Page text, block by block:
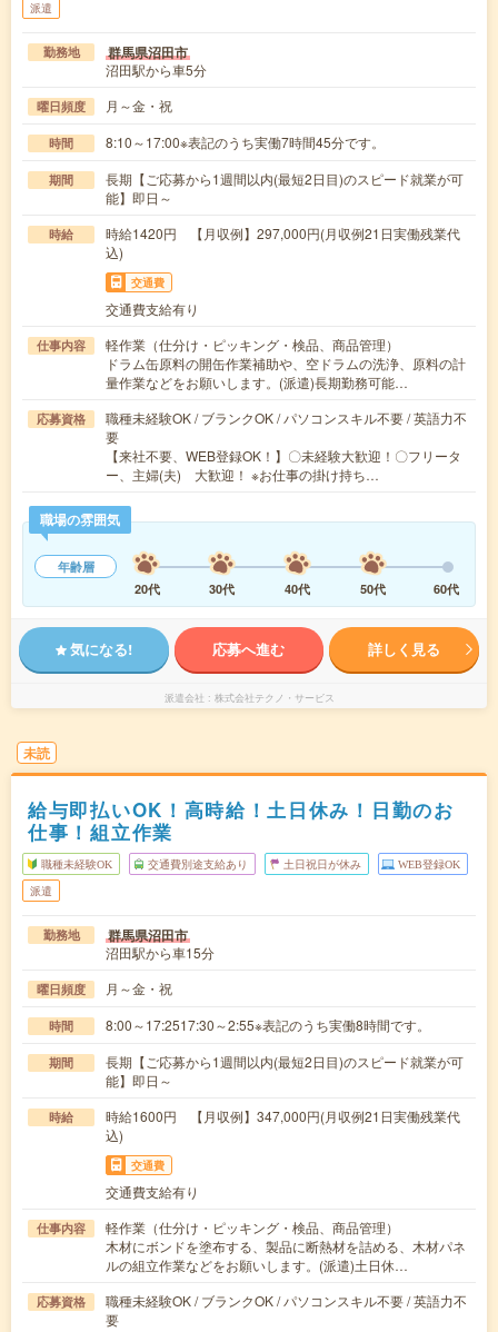
派遣
勤務地 群馬県沼田市
沼田駅から車5分
曜日頻度 月～金・祝
時間 8:10～17:00※表記のうち実働7時間45分です。
期間
長期【ご応募から1週間以内(最短2日目)のスピード就業が可
能】即日～
時給
時給1420円 【月収例】297,000円(月収例21日実働残業代
込)
交通費
交通費支給有り
仕事内容
軽作業（仕分け・ピッキング・検品、商品管理）
ドラム缶原料の開缶作業補助や、空ドラムの洗浄、原料の計
量作業などをお願いします。(派遣)長期勤務可能…
応募資格
職種未経験OK / ブランクOK / パソコンスキル不要 / 英語力不
要
【来社不要、WEB登録OK！】〇未経験大歓迎！〇フリータ
ー、主婦(夫) 大歓迎！ ※お仕事の掛け持ち…
職場の雰囲気
年齢層
20代
30代 40代 50代 60代
気になる! 応募へ進む 詳しく見る
派遣会社 株式会社テクノ・サービス
未読
給与即払いOK！高時給！土日休み！日勤のお
仕事！組立作業
職種未経験OK 交通費別途支給あり 土日祝日が休み WEB登録OK
派遣
勤務地 群馬県沼田市
沼田駅から車15分
曜日頻度 月～金・祝
時間 8:00～17:2517:30～2:55※表記のうち実働8時間です。
期間
長期【ご応募から1週間以内(最短2日目)のスピード就業が可
能】即日～
時給
時給1600円 【月収例】347,000円(月収例21日実働残業代
込)
交通費
交通費支給有り
仕事内容
軽作業（仕分け・ピッキング・検品、商品管理）
木材にボンドを塗布する、製品に断熱材を詰める、木材パネ
ルの組立作業などをお願いします。(派遣)土日休…
応募資格
職種未経験OK / ブランクOK / パソコンスキル不要 / 英語力不
要